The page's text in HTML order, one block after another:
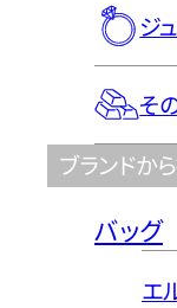
ジ
そ
ブランドか
バッグ
エ